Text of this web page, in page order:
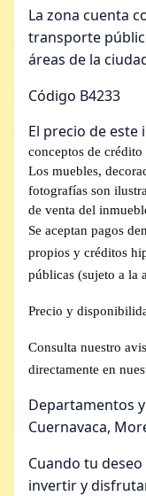
La zona cuenta
transporte
áreas de la
Código B4233
El precio de este
conceptos de
Los muebles,
fotografías son
de venta del
Se aceptan pagos
propios y créditos
públicas (sujeto a la
Precio y
Consulta nuestro
directamente en
Departamentos
Cuernavaca,
Cuando tu
invertir y